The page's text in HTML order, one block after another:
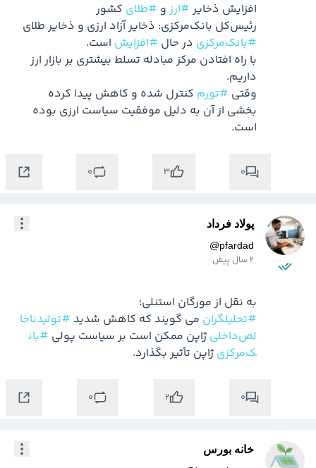
افزایش ذخایر #ارز و #طلای
رئیس‌کل بانک‌مرکزی: ذخایر آزاد ارزی و ذخایر طلای
#بانک‌مرکزی
در حال #افزایش
وقتی #تورم
است.
0
3
0
پولاد فرداد
@pfardad
2 سال پیش
به نقل از مورگان استنلی؛
#تحلیلگران می گویند که کاهش شدید
#تولید‌ناخا
لص‌داخلی
ژاپن ممکن است بر سیاست پولی #بان
ک‌مرکزی
ژاپن تأثیر بگذارد.
0
2
0
خانه بورس